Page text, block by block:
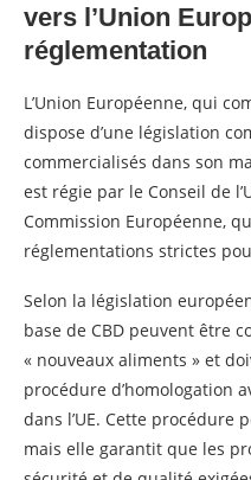
vers l’Union
réglementation
L’Union Européenne, qui
dispose d’une législation
commercialisés dans son
est régie par le Conseil de
Commission Européenne,
réglementations strictes
Selon la législation
base de CBD peuvent être
« nouveaux aliments » et
procédure d’homologation
dans l’UE. Cette procédure
mais elle garantit que les